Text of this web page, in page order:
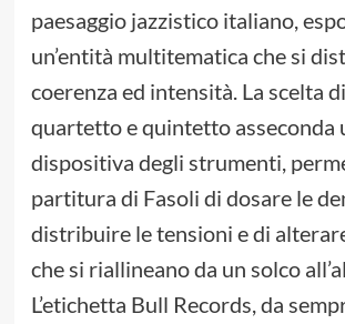
paesaggio jazzistico italiano,
un’entità multitematica che si
coerenza ed intensità. La scelta
quartetto e quintetto asseconda
dispositiva degli strumenti,
partitura di Fasoli di dosare le
distribuire le tensioni e di
che si riallineano da un solco
L’etichetta Bull Records, da